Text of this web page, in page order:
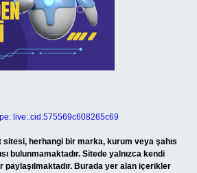
live:.cid.575569c608265c69
sitesi, herhangi bir marka, kurum veya şahıs
bulunmamaktadır. Sitede yalnızca kendi
paylaşılmaktadır. Burada yer alan içerikler